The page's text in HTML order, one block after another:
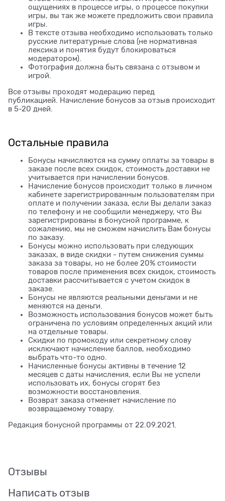
ощущениях в процессе игры, о процессе покупки
игры, вы так же можете предложить свои правила
игры.
В тексте отзыва необходимо использовать только
русские литературные слова (не нормативная
лексика и понятия будут блокироваться
модератором).
Фотография должна быть связана с отзывом и
игрой.
Все отзывы проходят модерацию перед
публикацией. Начисление бонусов за отзыв происходит
в 5-20 дней.
Остальные правила
Бонусы начисляются на сумму оплаты за товары в
заказе после всех скидок, стоимость доставки не
учитывается при начислении бонусов.
Начисление бонусов происходит только в личном
кабинете зарегистрированным пользователям при
оплате и получении заказа, если Вы делали заказ
по телефону и не сообщили менеджеру, что Вы
зарегистрированы в бонусной программе, к
сожалению, мы не сможем начислить Вам бонусы
по заказу.
Бонусы можно использовать при следующих
заказах, в виде скидки - путем снижения суммы
заказа за товары, но не более 20% стоимости
товаров после применения всех скидок, стоимость
доставки рассчитывается с учетом скидок в
заказе.
Бонусы не являются реальными деньгами и не
меняются на деньги.
Возможность использования бонусов может быть
ограничена по условиям определенных акций или
на отдельные товары.
Скидки по промокоду или секретному слову
исключают начисление баллов, необходимо
выбрать что-то одно.
Начисленные бонусы активны в течение 12
месяцев с даты начисления, если Вы не успели
использовать их, бонусы сгорят без
возможности восстановления.
Возврат заказа отменяет начисление по
возвращаемому товару.
Редакция бонусной программы от 22.09.2021.
Отзывы
Написать отзыв